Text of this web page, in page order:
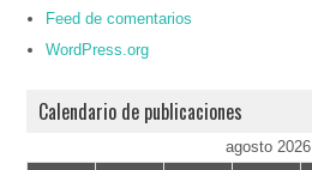
Feed de comentarios
WordPress.org
Calendario de publicaciones
agosto 2026